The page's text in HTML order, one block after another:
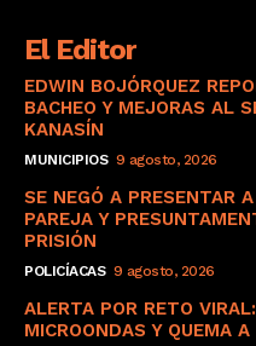
El Editor
EDWIN BOJÓRQUEZ
BACHEO Y MEJORAS AL
KANASÍN
MUNICIPIOS 9 agosto, 2026
SE NEGÓ A PRESENTAR
PAREJA Y
PRISIÓN
POLICÍACAS 9 agosto, 2026
ALERTA POR RETO
MICROONDAS Y QUEMA A